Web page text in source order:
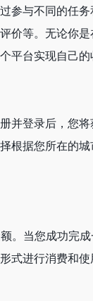
参与不同的任
价等。无论你
平台实现自己的
并登录后，您
根据您所在的
。当您成功完
式进行消费和